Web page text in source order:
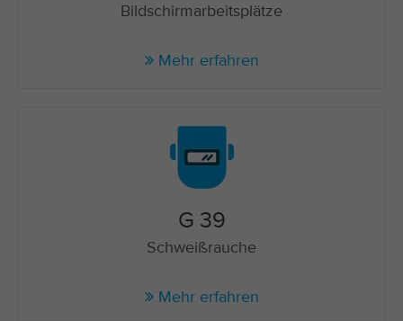
Bildschirmarbeitsplätze
Mehr erfahren
G 39
Schweißrauche
Mehr erfahren